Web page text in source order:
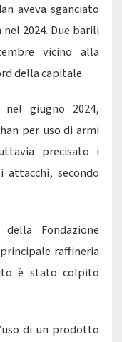
aveva sganciato
2024. Due barili
vicino alla
della capitale.
giugno 2024,
per uso di armi
precisato i
secondo
Fondazione
raffineria
è stato colpito
di un prodotto